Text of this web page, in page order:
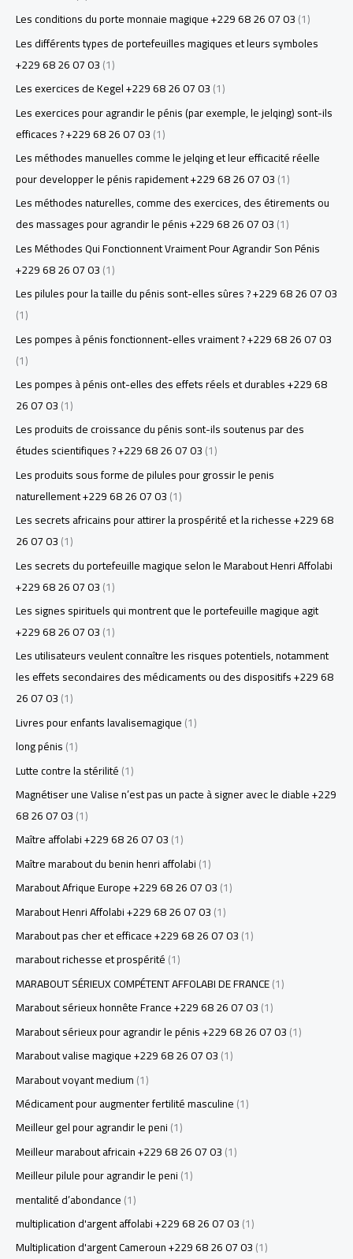
Les conditions du porte monnaie magique +229 68 26 07 03(1)
Les différents types de portefeuilles magiques et leurs symboles
+229 68 26 07 03(1)
Les exercices de Kegel +229 68 26 07 03(1)
Les exercices pour agrandir le pénis (par exemple, le jelqing) sont-ils
efficaces ? +229 68 26 07 03(1)
Les méthodes manuelles comme le jelqing et leur efficacité réelle
pour developper le pénis rapidement +229 68 26 07 03(1)
Les méthodes naturelles, comme des exercices, des étirements ou
des massages pour agrandir le pénis +229 68 26 07 03(1)
Les Méthodes Qui Fonctionnent Vraiment Pour Agrandir Son Pénis
+229 68 26 07 03(1)
Les pilules pour la taille du pénis sont-elles sûres ? +229 68 26 07 03
(1)
Les pompes à pénis fonctionnent-elles vraiment ? +229 68 26 07 03
(1)
Les pompes à pénis ont-elles des effets réels et durables +229 68
26 07 03(1)
Les produits de croissance du pénis sont-ils soutenus par des
études scientifiques ? +229 68 26 07 03(1)
Les produits sous forme de pilules pour grossir le penis
naturellement +229 68 26 07 03(1)
Les secrets africains pour attirer la prospérité et la richesse +229 68
26 07 03(1)
Les secrets du portefeuille magique selon le Marabout Henri Affolabi
+229 68 26 07 03(1)
Les signes spirituels qui montrent que le portefeuille magique agit
+229 68 26 07 03(1)
Les utilisateurs veulent connaître les risques potentiels, notamment
les effets secondaires des médicaments ou des dispositifs +229 68
26 07 03(1)
Livres pour enfants lavalisemagique(1)
long pénis(1)
Lutte contre la stérilité(1)
Magnétiser une Valise n’est pas un pacte à signer avec le diable +229
68 26 07 03(1)
Maître affolabi +229 68 26 07 03(1)
Maître marabout du benin henri affolabi(1)
Marabout Afrique Europe +229 68 26 07 03(1)
Marabout Henri Affolabi +229 68 26 07 03(1)
Marabout pas cher et efficace +229 68 26 07 03(1)
marabout richesse et prospérité(1)
MARABOUT SÉRIEUX COMPÉTENT AFFOLABI DE FRANCE(1)
Marabout sérieux honnête France +229 68 26 07 03(1)
Marabout sérieux pour agrandir le pénis +229 68 26 07 03(1)
Marabout valise magique +229 68 26 07 03(1)
Marabout voyant medium(1)
Médicament pour augmenter fertilité masculine(1)
Meilleur gel pour agrandir le peni(1)
Meilleur marabout africain +229 68 26 07 03(1)
Meilleur pilule pour agrandir le peni(1)
mentalité d’abondance(1)
multiplication d'argent affolabi +229 68 26 07 03(1)
Multiplication d'argent Cameroun +229 68 26 07 03(1)